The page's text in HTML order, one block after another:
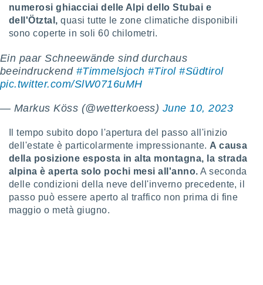
cookie
il
dei
su
e/o
dati
la
della
creare
numerosi ghiacciai delle Alpi dello Stubai e
dell'Ötztal, quasi tutte le zone climatiche disponibili
sono coperte in soli 60 chilometri.
Ein paar Schneewände sind durchaus
beeindruckend #Timmelsjoch #Tirol #Südtirol
pic.twitter.com/SlW0716uMH
— Markus Köss (@wetterkoess) June 10, 2023
Il tempo subito dopo l'apertura del passo all'inizio
dell'estate è particolarmente impressionante. A causa
della posizione esposta in alta montagna, la strada
alpina è aperta solo pochi mesi all'anno. A seconda
delle condizioni della neve dell'inverno precedente, il
passo può essere aperto al traffico non prima di fine
maggio o metà giugno.